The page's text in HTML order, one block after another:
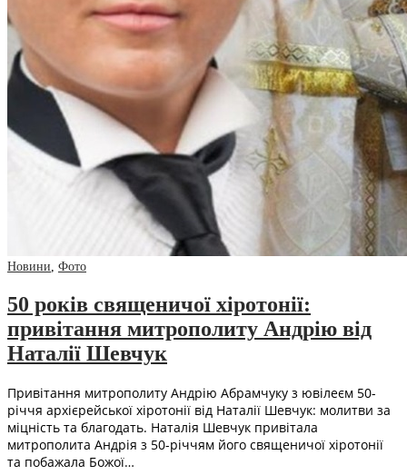
Новини, Фото
50 років священичої хіротонії:
привітання митрополиту Андрію від
Наталії Шевчук
Привітання митрополиту Андрію Абрамчуку з ювілеєм 50-
річчя архієрейської хіротонії від Наталії Шевчук: молитви за
міцність та благодать. Наталія Шевчук привітала
митрополита Андрія з 50-річчям його священичої хіротонії
та побажала Божої…